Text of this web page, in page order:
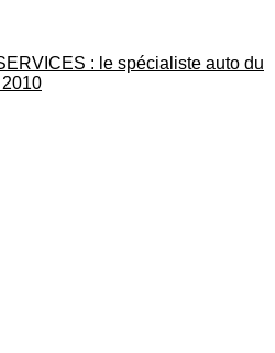
: le spécialiste auto du